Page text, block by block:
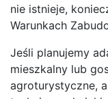
nie istnieje,
Warunkach
Jeśli planujemy
mieszkalny lub
agroturystyczne,